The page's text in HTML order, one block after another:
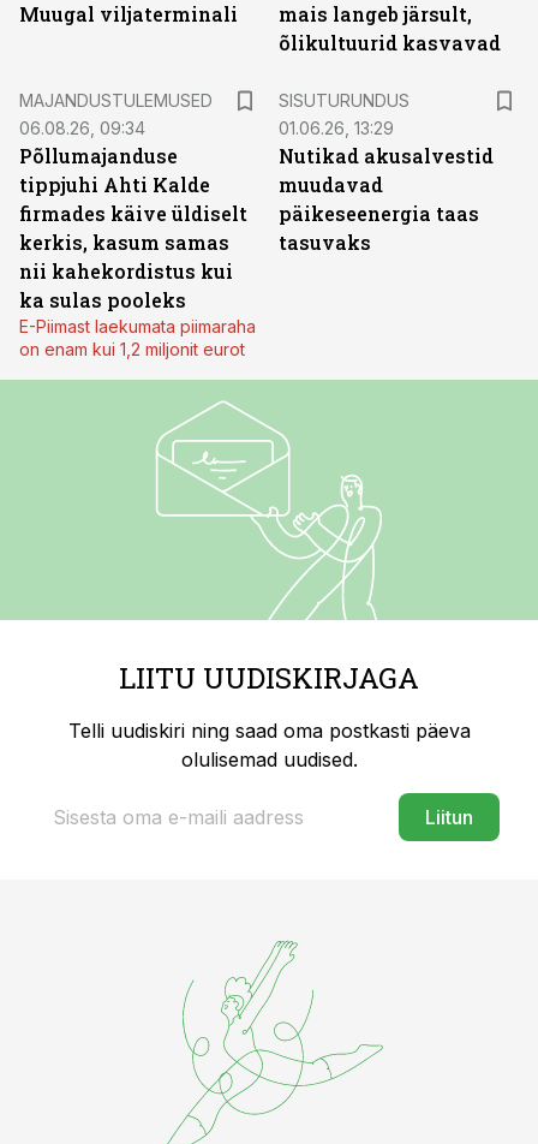
Muugal viljaterminali
mais langeb järsult,
õlikultuurid kasvavad
MAJANDUSTULEMUSED
06.08.26, 09:34
Põllumajanduse
tippjuhi Ahti Kalde
firmades käive üldiselt
kerkis, kasum samas
nii kahekordistus kui
ka sulas pooleks
E-Piimast laekumata piimaraha
on enam kui 1,2 miljonit eurot
SISUTURUNDUS
01.06.26, 13:29
Nutikad akusalvestid
muudavad
päikeseenergia taas
tasuvaks
LIITU UUDISKIRJAGA
Telli uudiskiri ning saad oma postkasti päeva
olulisemad uudised.
Liitun